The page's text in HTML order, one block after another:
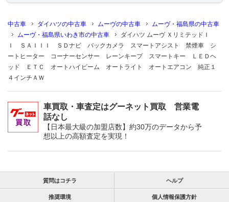
中古車 ダイハツの中古車 ムーヴの中古車
ムーヴ・福島県の中古車
ムーヴ・福島県いわき市の中古車
ダイハツ ムーヴ ＸリミテッドＩ
Ｉ ＳＡＩＩＩ ＳＤナビ バックカメラ スマートアシスト 禁煙車 シ
ートヒーター コーナーセンサー レーンキープ スマートキー ＬＥＤヘ
ッド ＥＴＣ オートハイビーム オートライト オートエアコン 純正１
４インチＡＷ
車買取・車査定はグーネット買取 営業電
話なし
【日本最大級の加盟店数】約30万のデータから予
想以上の高額査定を実現！
質問はコチラ ヘルプ
推奨環境 個人情報保護方針